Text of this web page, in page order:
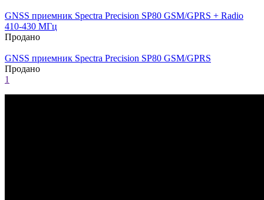
GNSS приемник Spectra Precision SP80 GSM/GPRS + Radio
410-430 МГц
Продано
GNSS приемник Spectra Precision SP80 GSM/GPRS
Продано
1